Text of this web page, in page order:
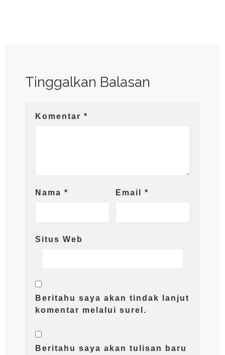
Tinggalkan Balasan
Komentar *
Nama * Email*
Situs Web
Beritahu saya akan tindak lanjut
komentar melalui surel.
Beritahu saya akan tulisan baru